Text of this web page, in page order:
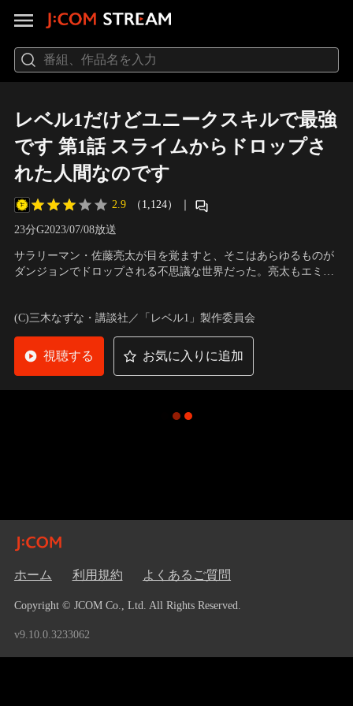
レベル1だけどユニークスキルで最強
です 第1話 スライムからドロップさ
れた人間なのです
2.9 （1,124） ｜
23分G2023/07/08放送
サラリーマン・佐藤亮太が目を覚ますと、そこはあらゆるものが
ダンジョンでドロップされる不思議な世界だった。亮太もエミリ
は【1】。低い能力に落胆する亮太だったが…。
(C)三木なずな・講談社／「レベル1」製作委員会
視聴する お気に入りに追加
ホーム 利用規約 よくあるご質問
Copyright © JCOM Co., Ltd. All Rights Reserved.
v9.10.0.3233062